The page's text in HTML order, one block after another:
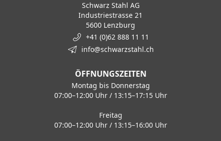
Schwarz Stahl AG
Industriestrasse 21
5600 Lenzburg
+41 (0)62 888 11 11
info@schwarzstahl.ch
ÖFFNUNGSZEITEN
Montag bis Donnerstag
07:00–12:00 Uhr / 13:15–17:15 Uhr
Freitag
07:00–12:00 Uhr / 13:15–16:00 Uhr